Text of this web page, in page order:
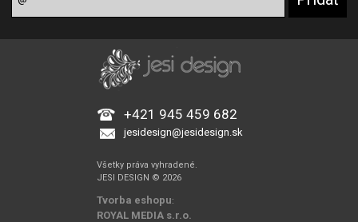
+421 945 459 682
jesidesign@jesidesign.sk
Všetky práva vyhradené.
JESI DESIGN © 2026
Tvorba eshopu:
ROYAL MEDIA s.r.o.